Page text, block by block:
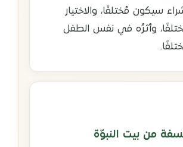
سيكون مُختلفًا، والاختيار
وأثرُه في نفس الطفل
من بيت النبوّة